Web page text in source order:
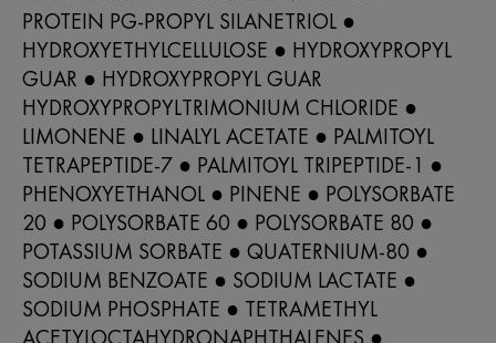
PROTEIN PG-PROPYL SILANETRIOL ●
HYDROXYETHYLCELLULOSE ● HYDROXYPROPYL
GUAR ● HYDROXYPROPYL GUAR
HYDROXYPROPYLTRIMONIUM CHLORIDE ●
LIMONENE ● LINALYL ACETATE ● PALMITOYL
TETRAPEPTIDE-7 ● PALMITOYL TRIPEPTIDE-1 ●
PHENOXYETHANOL ● PINENE ● POLYSORBATE
20 ● POLYSORBATE 60 ● POLYSORBATE 80 ●
POTASSIUM SORBATE ● QUATERNIUM-80 ●
SODIUM BENZOATE ● SODIUM LACTATE ●
SODIUM PHOSPHATE ● TETRAMETHYL
ACETYLOCTAHYDRONAPHTHALENES ●